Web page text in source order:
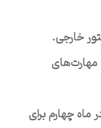
خارجی.
مهارت‌های
مجدد در ماه چهارم برای